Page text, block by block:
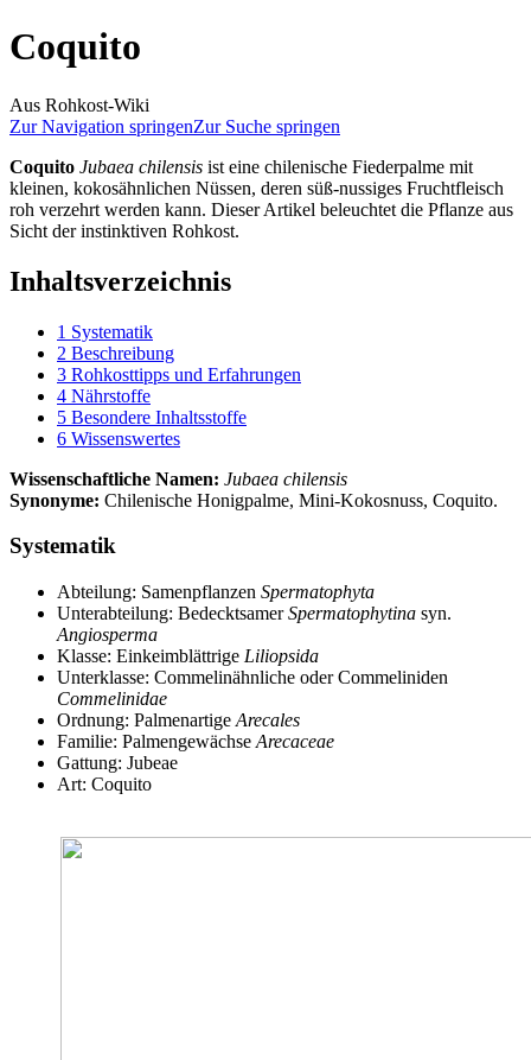
Coquito
Aus Rohkost-Wiki
Zur Navigation springenZur Suche springen
Coquito Jubaea chilensis ist eine chilenische Fiederpalme mit
kleinen, kokosähnlichen Nüssen, deren süß-nussiges Fruchtfleisch
roh verzehrt werden kann. Dieser Artikel beleuchtet die Pflanze aus
Sicht der instinktiven Rohkost.
Inhaltsverzeichnis
1 Systematik
2 Beschreibung
3 Rohkosttipps und Erfahrungen
4 Nährstoffe
5 Besondere Inhaltsstoffe
6 Wissenswertes
Wissenschaftliche Namen: Jubaea chilensis
Synonyme: Chilenische Honigpalme, Mini-Kokosnuss, Coquito.
Systematik
Abteilung: Samenpflanzen Spermatophyta
Unterabteilung: BedecktsamerSpermatophytina syn.
Angiosperma
Klasse: Einkeimblättrige Liliopsida
Unterklasse: Commelinähnliche oder Commeliniden
Commelinidae
Ordnung: Palmenartige Arecales
Familie: Palmengewächse Arecaceae
Gattung: Jubeae
Art: Coquito